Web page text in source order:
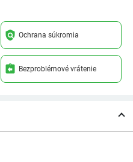
policy Ochrana súkromia
assignment_return Bezproblémové vrátenie